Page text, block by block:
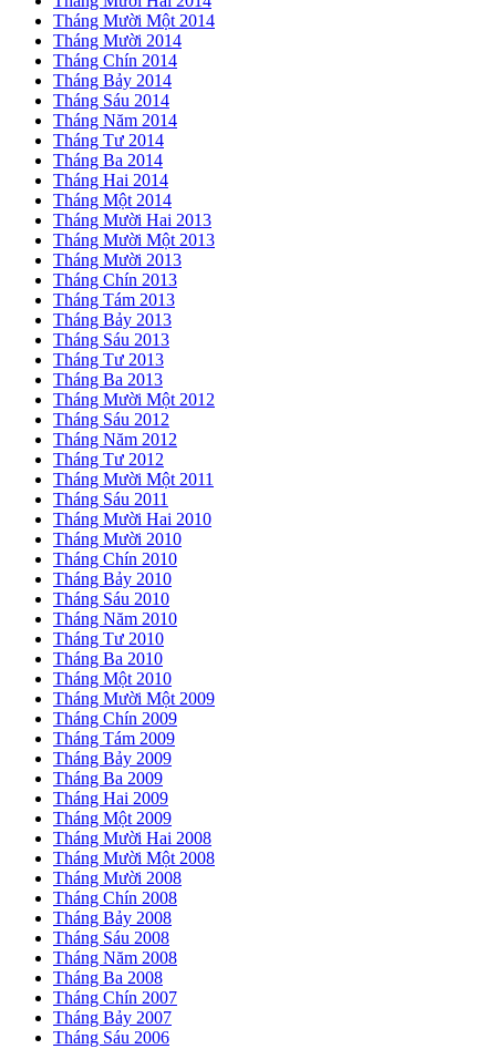
Tháng Mười Một 2014
Tháng Mười 2014
Tháng Chín 2014
Tháng Bảy 2014
Tháng Sáu 2014
Tháng Năm 2014
Tháng Tư 2014
Tháng Ba 2014
Tháng Hai 2014
Tháng Một 2014
Tháng Mười Hai 2013
Tháng Mười Một 2013
Tháng Mười 2013
Tháng Chín 2013
Tháng Tám 2013
Tháng Bảy 2013
Tháng Sáu 2013
Tháng Tư 2013
Tháng Ba 2013
Tháng Mười Một 2012
Tháng Sáu 2012
Tháng Năm 2012
Tháng Tư 2012
Tháng Mười Một 2011
Tháng Sáu 2011
Tháng Mười Hai 2010
Tháng Mười 2010
Tháng Chín 2010
Tháng Bảy 2010
Tháng Sáu 2010
Tháng Năm 2010
Tháng Tư 2010
Tháng Ba 2010
Tháng Một 2010
Tháng Mười Một 2009
Tháng Chín 2009
Tháng Tám 2009
Tháng Bảy 2009
Tháng Ba 2009
Tháng Hai 2009
Tháng Một 2009
Tháng Mười Hai 2008
Tháng Mười Một 2008
Tháng Mười 2008
Tháng Chín 2008
Tháng Bảy 2008
Tháng Sáu 2008
Tháng Năm 2008
Tháng Ba 2008
Tháng Chín 2007
Tháng Bảy 2007
Tháng Sáu 2006